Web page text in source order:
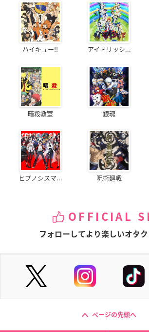
ハイキュー!! アイドリッシ...
暗殺教室 銀魂
ヒプノシスマ... 呪術廻戦
OFFICIAL
フォローしてより楽しいオタク
ページの先頭へ